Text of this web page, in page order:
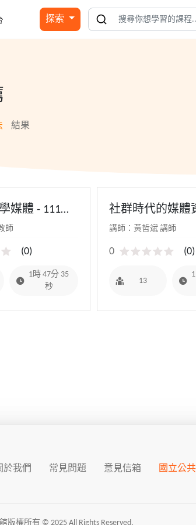
探索
結果
媒體 - 111教
場)
師
(0)
1時 47分 35
秒
社群時代的媒體
課 - 111教師研習
講師：黃哲斌 講師
0 (0)
13
於我們 常見問題 意見信箱 國立公
版權所有 © 2025 All Rights Reserved.